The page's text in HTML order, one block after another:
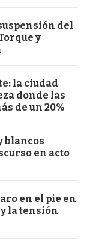
del
y
la ciudad
donde las
de un 20%
blancos
en acto
en el pie en
la tensión